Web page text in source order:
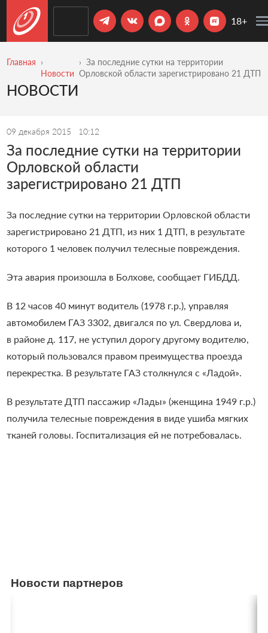
18+
Главная
Новости
За последние сутки на территории
Орловской области зарегистрировано 21 ДТП
НОВОСТИ
09 декабря 2015 10:12
За последние сутки на территории
Орловской области
зарегистрировано 21 ДТП
За последние сутки на территории Орловской области
зарегистрировано 21 ДТП, из них 1 ДТП, в результате
которого 1 человек получил телесные повреждения.
Эта авария произошла в Болхове, сообщает ГИБДД.
В 12 часов 40 минут водитель (1978 г.р.), управляя
автомобилем ГАЗ 3302, двигался по ул. Свердлова и,
в районе д. 117, не уступил дорогу другому водителю,
который пользовался правом преимущества проезда
перекрестка. В результате ГАЗ столкнулся с «Ладой».
В результате ДТП пассажир «Лады» (женщина 1949 г.р.)
получила телесные повреждения в виде ушиба мягких
тканей головы. Госпитализация ей не потребовалась.
Новости партнеров